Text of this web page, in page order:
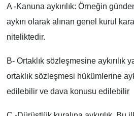
A -Kanuna aykırılık: Örneğin
aykırı olarak alınan genel kurul
niteliktedir.
B- Ortaklık sözleşmesine aykırılık
ortaklık sözleşmesi hükümlerine
edilebilir ve dava konusu edilebilir